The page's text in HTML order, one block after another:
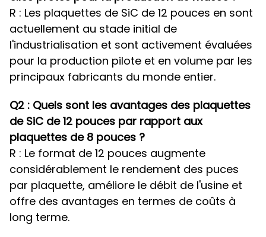
R : Les plaquettes de SiC de 12 pouces en sont
actuellement au stade initial de
l'industrialisation et sont activement évaluées
pour la production pilote et en volume par les
principaux fabricants du monde entier.
Q2 : Quels sont les avantages des plaquettes
de SiC de 12 pouces par rapport aux
plaquettes de 8 pouces ?
R : Le format de 12 pouces augmente
considérablement le rendement des puces
par plaquette, améliore le débit de l'usine et
offre des avantages en termes de coûts à
long terme.